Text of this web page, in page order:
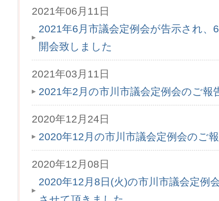
2021年06月11日
2021年6月市議会定例会が告示され、
開会致しました
2021年03月11日
2021年2月の市川市議会定例会のご報
2020年12月24日
2020年12月の市川市議会定例会のご
2020年12月08日
2020年12月8日(火)の市川市議会定例